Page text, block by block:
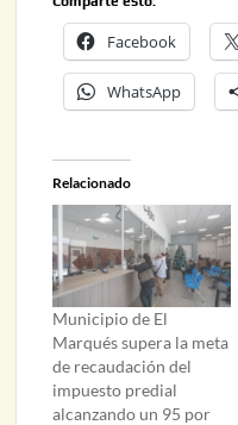
Facebook
WhatsApp
Relacionado
Municipio de El
Marqués supera la meta
de recaudación del
impuesto predial
alcanzando un 95 por